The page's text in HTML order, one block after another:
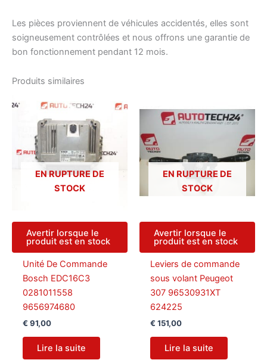
Les pièces proviennent de véhicules accidentés, elles sont
soigneusement contrôlées et nous offrons une garantie de
bon fonctionnement pendant 12 mois.
Produits similaires
EN RUPTURE DE
STOCK
Avertir lorsque le
produit est en stock
Unité De Commande
Bosch EDC16C3
0281011558
9656974680
€ 91,00
Lire la suite
EN RUPTURE DE
STOCK
Avertir lorsque le
produit est en stock
Leviers de commande
sous volant Peugeot
307 96530931XT
624225
€ 151,00
Lire la suite